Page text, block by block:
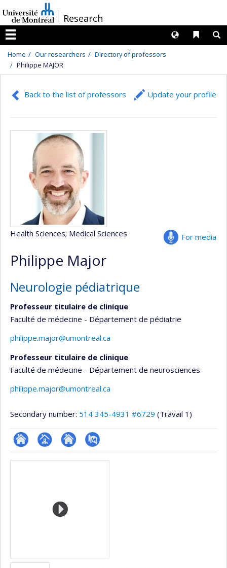
au
contenu
/Research
Menu
Liens
Langues
Home Our researchers
Directory of professors
Philippe MAJOR
Back to the list of professors Update your profile
For media
Health Sciences; Medical Sciences
Philippe Major
Neurologie pédiatrique
Professeur titulaire de clinique
Faculté de médecine - Département de pédiatrie
philippe.major@umontreal.ca
Professeur titulaire de clinique
Faculté de médecine - Département de neurosciences
philippe.major@umontreal.ca
Secondary number: 514 345-4931 #6729 (Travail 1)
ResearchGate
Page Site
de
recherche
PubMed
Media